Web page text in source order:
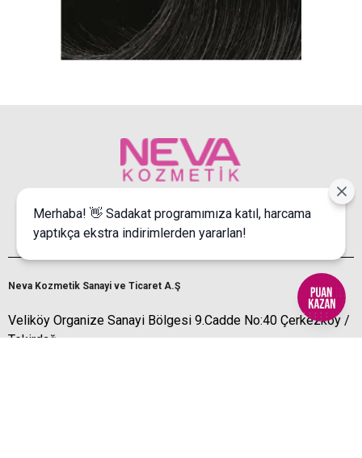
Siyah
Neva Kozmetik Sanayi ve Ticaret A.Ş
Veliköy Organize Sanayi Bölgesi 9.Cadde No:40 Çerkezköy /
Tekirdağ
Merhaba! 👋 Sadakat programımıza katıl, harcama
yaptıkça ekstra indirimlerden yararlan!